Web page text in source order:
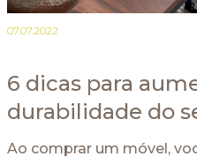
07.07.2022
6 dicas para
durabilidade do
Ao comprar um móvel,